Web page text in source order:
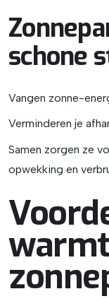
schone
Vangen zonne-
Verminderen je
Samen zorgen ze
opwekking en